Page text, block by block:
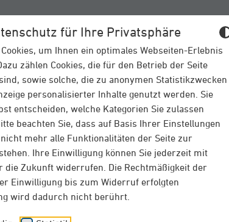
für Ihre Privatsphäre
um Ihnen ein optimales Webseiten-Erlebnis
zählen Cookies, die für den Betrieb der Seite
sowie solche, die zu anonymen Statistikzwecken
personalisierter Inhalte genutzt werden. Sie
entscheiden, welche Kategorien Sie zulassen
beachten Sie, dass auf Basis Ihrer Einstellungen
mehr alle Funktionalitäten der Seite zur
Ihre Einwilligung können Sie jederzeit mit
die Zukunft widerrufen. Die Rechtmäßigkeit der
Einwilligung bis zum Widerruf erfolgten
wird dadurch nicht berührt.
VERSICHERUNGEN
– das private